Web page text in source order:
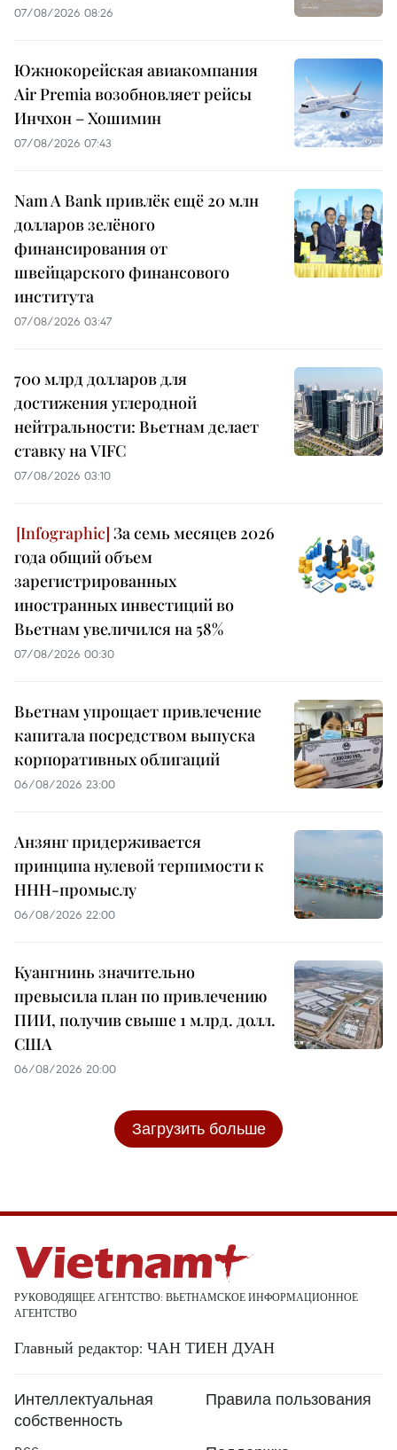
07/08/2026 08:26
Южнокорейская авиакомпания
Air Premia возобновляет рейсы
Инчхон – Хошимин
07/08/2026 07:43
Nam A Bank привлёк ещё 20 млн
долларов зелёного
финансирования от
швейцарского финансового
института
07/08/2026 03:47
700 млрд долларов для
достижения углеродной
нейтральности: Вьетнам делает
ставку на VIFC
07/08/2026 03:10
За семь месяцев 2026
года общий объем
зарегистрированных
иностранных инвестиций во
Вьетнам увеличился на 58%
07/08/2026 00:30
Вьетнам упрощает привлечение
капитала посредством выпуска
корпоративных облигаций
06/08/2026 23:00
Анзянг придерживается
принципа нулевой терпимости к
ННН-промыслу
06/08/2026 22:00
Куангнинь значительно
превысила план по привлечению
ПИИ, получив свыше 1 млрд. долл.
США
06/08/2026 20:00
Загрузить больше
РУКОВОДЯЩЕЕ АГЕНТСТВО: ВЬЕТНАМСКОЕ ИНФОРМАЦИОННОЕ
АГЕНТСТВО
Главный редактор: ЧАН ТИЕН ДУАН
Интеллектуальная
собственность
Правила пользования